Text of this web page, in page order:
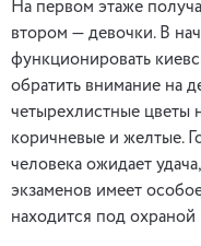
На первом этаже
втором — девочки. В
функционировать
обратить внимание на
четырехлистные цветы
коричневые и желтые.
человека ожидает
экзаменов имеет
находится под